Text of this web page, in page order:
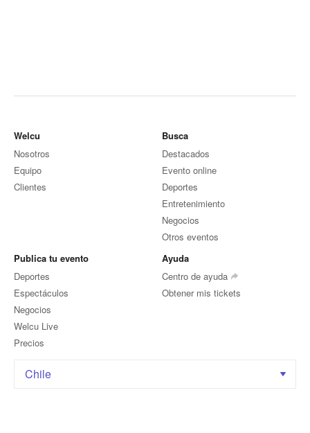
Welcu
Nosotros
Equipo
Clientes
Busca
Destacados
Evento online
Deportes
Entretenimiento
Negocios
Otros eventos
Publica tu evento
Deportes
Espectáculos
Negocios
Welcu Live
Precios
Ayuda
Centro de ayuda
Obtener mis tickets
Chile